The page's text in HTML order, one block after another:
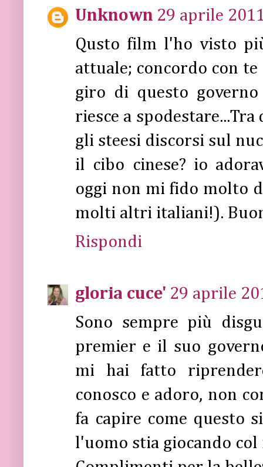
Unknown 29 aprile
Qusto film l'ho visto
attuale; concordo con te
giro di questo
riesce a
gli steesi discorsi sul
il cibo cinese? io
oggi non mi fido molto
molti altri italiani!).
Rispondi
gloria cuce' 29 aprile
Sono sempre più
premier e il suo
mi hai fatto
conosco e adoro, non
fa capire come questo
l'uomo stia giocando